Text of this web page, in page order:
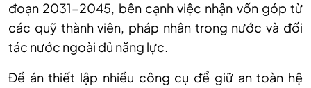
đoạn 2031-2045, bên cạnh việc nhận vốn góp từ
các quỹ thành viên, pháp nhân trong nước và đối
tác nước ngoài đủ năng lực.
Đề án thiết lập nhiều công cụ để giữ an toàn hệ